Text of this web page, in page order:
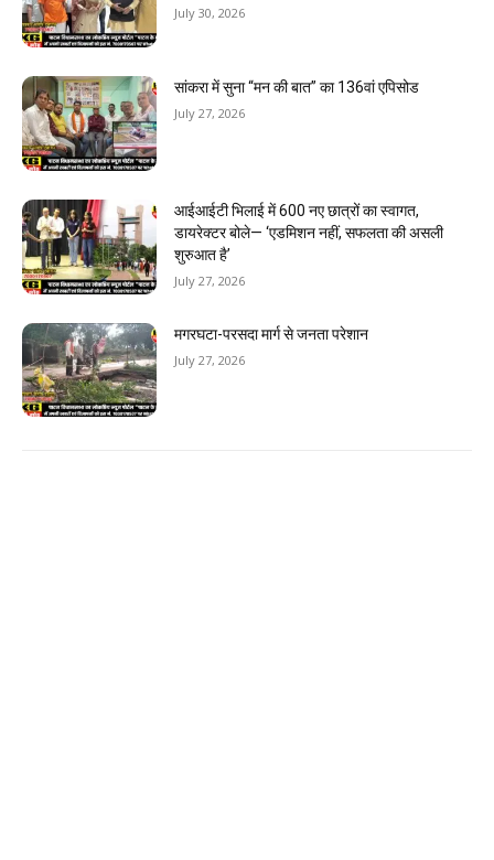
July 30, 2026
सांकरा में सुना “मन की बात” का 136वां एपिसोड
July 27, 2026
आईआईटी भिलाई में 600 नए छात्रों का स्वागत,
डायरेक्टर बोले— ‘एडमिशन नहीं, सफलता की असली
शुरुआत है’
July 27, 2026
मगरघटा-परसदा मार्ग से जनता परेशान
July 27, 2026